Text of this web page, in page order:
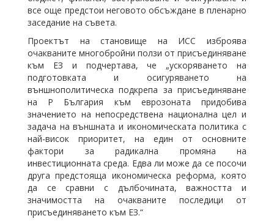
все още предстои неговото обсъждане в пленарно
заседание на съвета.
Проектът на становище на ИСС изброява
очакваните многобройни ползи от присъединяване
към ЕЗ и подчертава, че „ускоряването на
подготовката и осигуряването на
външнополитическа подкрепа за присъединяване
на Р България към еврозоната придобива
значението на непосредствена национална цел и
задача на външната и икономическата политика с
най-висок приоритет, на един от основните
фактори за радикална промяна на
инвестиционната среда. Едва ли може да се посочи
друга предстояща икономическа реформа, която
да се сравни с дълбочината, важността и
значимостта на очакваните последици от
присъединяването към ЕЗ.“